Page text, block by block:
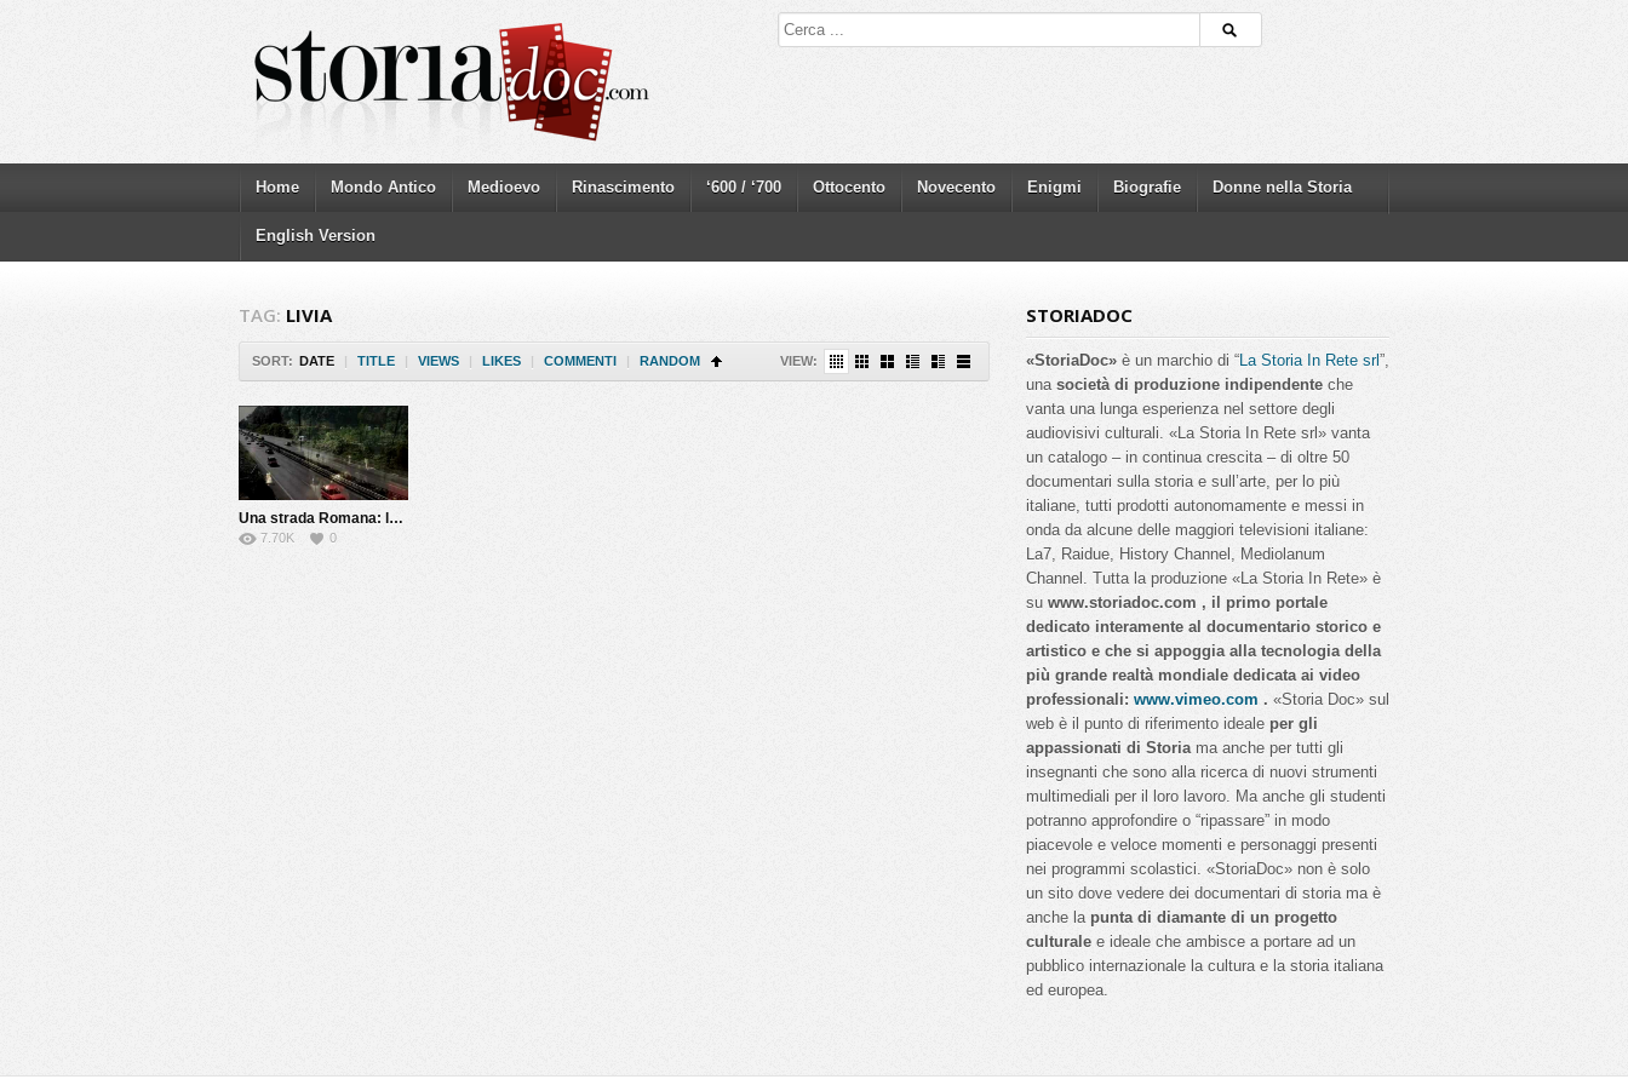
Home Mondo Antico Medioevo Rinascimento ‘600 / ‘700 Ottocento Novecento Enigmi Biografie Donne nella Storia
English Version
TAG: LIVIA
SORT: DATE | TITLE | VIEWS | LIKES | COMMENTI | RANDOM VIEW:
Una strada Romana: la via Flaminia
7.70K 0
STORIADOC
«StoriaDoc» è un marchio di “La Storia In Rete srl”,
una società di produzione indipendente che
vanta una lunga esperienza nel settore degli
audiovisivi culturali. «La Storia In Rete srl» vanta
un catalogo – in continua crescita – di oltre 50
documentari sulla storia e sull’arte, per lo più
italiane, tutti prodotti autonomamente e messi in
onda da alcune delle maggiori televisioni italiane:
La7, Raidue, History Channel, Mediolanum
Channel. Tutta la produzione «La Storia In Rete» è
su www.storiadoc.com , il primo portale
dedicato interamente al documentario storico e
artistico e che si appoggia alla tecnologia della
più grande realtà mondiale dedicata ai video
professionali: www.vimeo.com . «Storia Doc» sul
web è il punto di riferimento ideale per gli
appassionati di Storiama anche per tutti gli
insegnanti che sono alla ricerca di nuovi strumenti
multimediali per il loro lavoro. Ma anche gli studenti
potranno approfondire o “ripassare” in modo
piacevole e veloce momenti e personaggi presenti
nei programmi scolastici. «StoriaDoc» non è solo
un sito dove vedere dei documentari di storia ma è
anche la punta di diamante di un progetto
culturale e ideale che ambisce a portare ad un
pubblico internazionale la cultura e la storia italiana
ed europea.